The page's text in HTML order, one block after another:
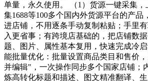
单量，永久使用。 （1）货源一键采集
集1688等100多个国内外货源平台的产品
进店铺，不用逐条手动复制粘贴；手里
入更省事；有跨境店基础的，把店铺数
题、图片、属性基本复用，快速完成冷
能批量优化：批量设置商品类目和售价
并编辑"，一次操作同步多个国家店铺；
炼高转化标题和描述、图文精准翻译、